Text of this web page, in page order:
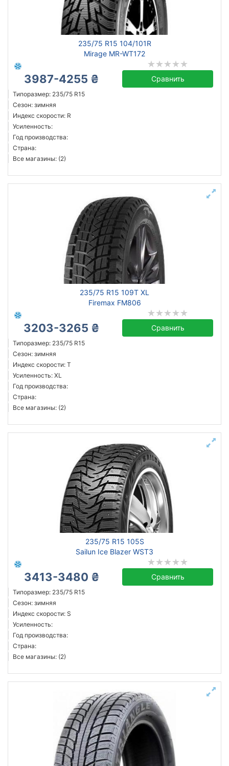
235/75 R15 104/101R
Mirage MR-WT172
3987-4255 ₴ Сравнить
Типоразмер: 235/75 R15
Сезон: зимняя
Индекс скорости: R
Усиленность:
Год производства:
Страна:
Все магазины: (2)
235/75 R15 109T XL
Firemax FM806
3203-3265 ₴ Сравнить
Типоразмер: 235/75 R15
Сезон: зимняя
Индекс скорости: T
Усиленность: XL
Год производства:
Страна:
Все магазины: (2)
235/75 R15 105S
Sailun Ice Blazer WST3
3413-3480 ₴ Сравнить
Типоразмер: 235/75 R15
Сезон: зимняя
Индекс скорости: S
Усиленность:
Год производства:
Страна:
Все магазины: (2)